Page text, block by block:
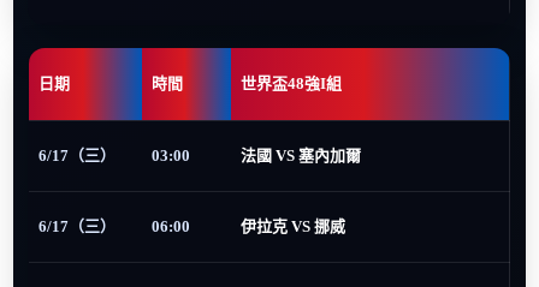
日期 時間 世界盃48強I組
6/17（三） 03:00 法國 VS 塞內加爾
6/17（三） 06:00 伊拉克 VS 挪威